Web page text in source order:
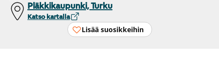
Pläkkikaupunki, Turku
Katso kartalla
Lisää suosikkeihin